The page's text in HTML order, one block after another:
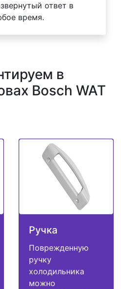
ответ в
время.
в
Bosch WAT
Ручка
Поврежденную
ручку
холодильника
можно